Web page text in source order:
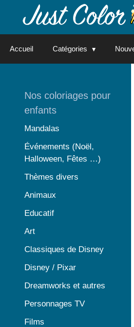
Accueil Catégories
Nos coloriages pour
enfants
Mandalas
Événements (Noël,
Halloween, Fêtes …)
Thèmes divers
Animaux
Educatif
Art
Classiques de Disney
Disney / Pixar
Dreamworks et autres
Personnages TV
Films